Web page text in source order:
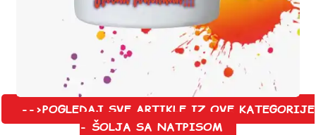
-->POGLEDAJ SVE ARTIKLE IZ OVE KATEGORIJE
- ŠOLJA SA NATPISOM